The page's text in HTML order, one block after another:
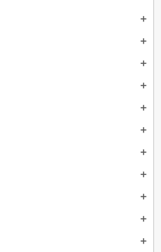
add
add
add
add
add
add
add
add
add
add
add